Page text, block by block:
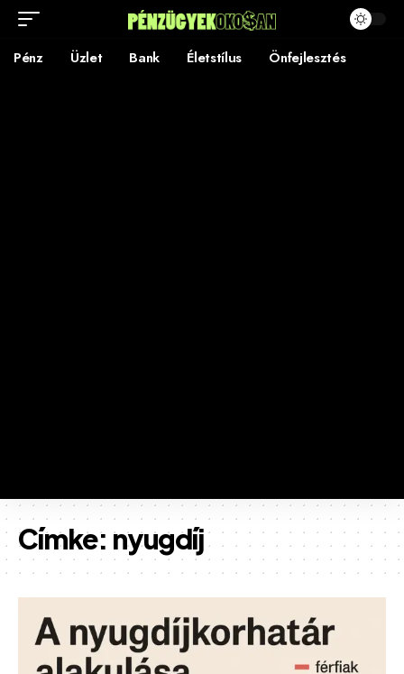
Pénz Üzlet Bank Életstílus Önfejlesztés
Címke: nyugdíj